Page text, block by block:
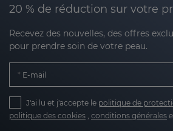
20 % de réduction sur votre
Recevez des nouvelles, des offres
pour prendre soin de votre peau.
E-mail
J'ai lu et j'accepte le politique de
politique des cookies conditions générales